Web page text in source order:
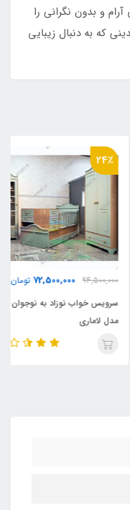
و بدون نگرانی را
که به دنبال زیبایی
72,500,000 تومان
خواب نوزاد به نوجوان
لاماری